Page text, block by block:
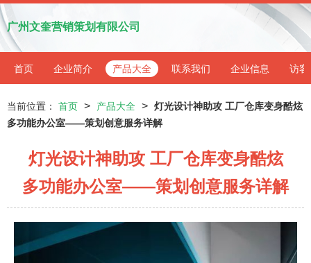
广州文奎营销策划有限公司
首页 企业简介 产品大全 联系我们 企业信息 访客
当前位置： 首页 > 产品大全 > 灯光设计神助攻 工厂仓库变身酷炫
多功能办公室——策划创意服务详解
灯光设计神助攻 工厂仓库变身酷炫
多功能办公室——策划创意服务详解